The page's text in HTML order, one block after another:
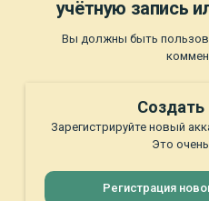
учётную запись
Вы должны быть
Создать
Зарегистрируйте новый
Это
Регистрация